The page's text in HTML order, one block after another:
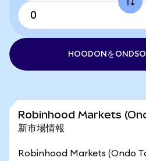
HOODONを
Robinhood Markets
新市場情報
Robinhood Markets (Ondo